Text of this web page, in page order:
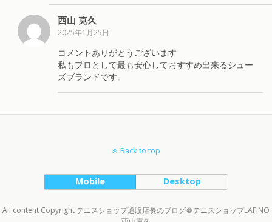
西山 克久
2025年1月25日
コメントありがとうございます
私もプロとして最も安心しておすすめ出来るシュー
ズブランドです。
Back to top
Mobile Desktop
All content Copyright テニスショップ通販店長のブログ＠テニスショップLAFINO